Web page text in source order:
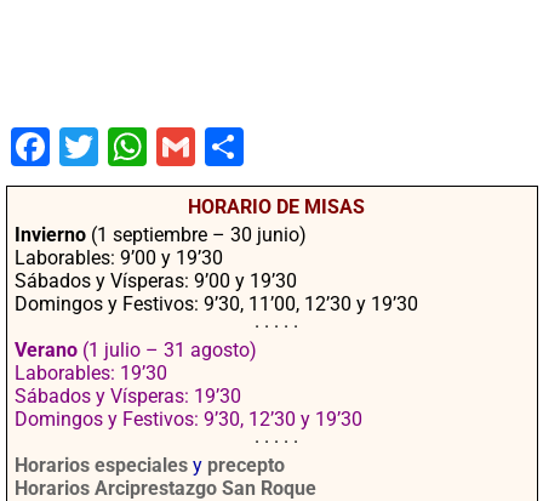
Fac
ebo
Twit
ter
Wha
tsA
pp
Gm
ail
mpa
rtir
HORARIO DE MISAS
Invierno (1 septiembre – 30 junio)
Laborables: 9’00 y 19’30
Sábados y Vísperas: 9’00 y 19’30
Domingos y Festivos: 9’30, 11’00, 12’30 y 19’30
· · · · ·
Verano (1 julio – 31 agosto)
Laborables: 19’30
Sábados y Vísperas: 19’30
Domingos y Festivos: 9’30, 12’30 y 19’30
· · · · ·
Horarios especiales y precepto
Horarios Arciprestazgo San Roque